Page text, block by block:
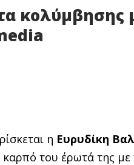
κολύμβησης
η Ευρυδίκη
καρπό του έρωτά της με